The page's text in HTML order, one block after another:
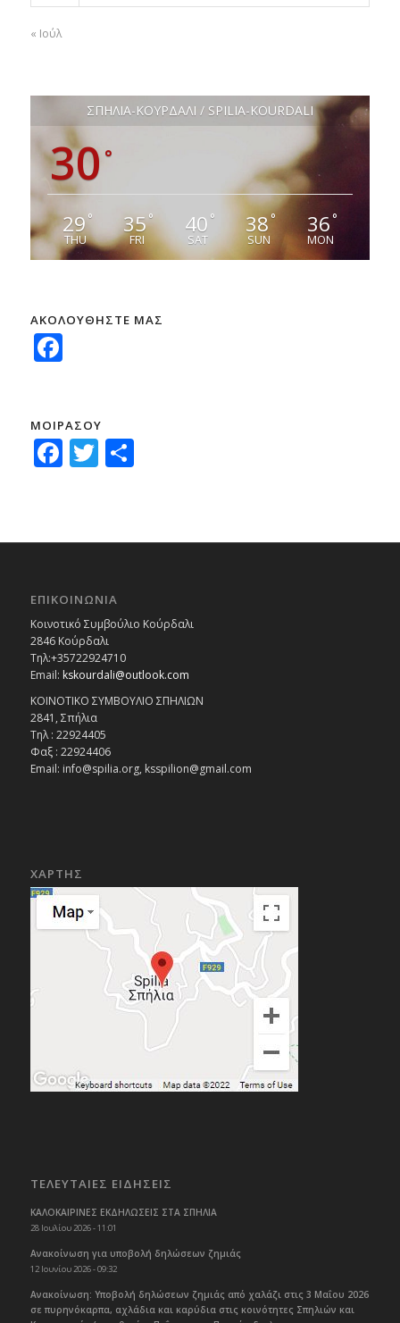
« Ιούλ
ΣΠΗΛΙΑ-ΚΟΥΡΔΑΛΙ / SPILIA-KOURDALI
30 °
29°
THU
35°
FRI
40 °
SAT
38 °
SUN
36°
MON
ΑΚΟΛΟΥΘΗΣΤΕ ΜΑΣ
Facebook
ΜΟΙΡΑΣΟΥ
Facebook
Twitter
Μοιραστείτε
ΕΠΙΚΟΙΝΩΝΙΑ
Κοινοτικό Συμβούλιο Κούρδαλι
2846 Κούρδαλι
Τηλ:+35722924710
Email: kskourdali@outlook.com
ΚΟΙΝΟΤΙΚΟ ΣΥΜΒΟΥΛΙΟ ΣΠΗΛΙΩΝ
2841, Σπήλια
Τηλ : 22924405
Φαξ : 22924406
Email: info@spilia.org, ksspilion@gmail.com
ΧΑΡΤΗΣ
ΤΕΛΕΥΤΑΙΕΣ ΕΙΔΗΣΕΙΣ
ΚΑΛΟΚΑΙΡΙΝΕΣ ΕΚΔΗΛΩΣΕΙΣ ΣΤΑ ΣΠΗΛΙΑ
28 Ιουλίου 2026 - 11:01
Ανακοίνωση για υποβολή δηλώσεων ζημιάς
12 Ιουνίου 2026 - 09:32
Ανακοίνωση: Υποβολή δηλώσεων ζημιάς από χαλάζι στις 3 Μαΐου 2026
σε πυρηνόκαρπα, αχλάδια και καρύδια στις κοινότητες Σπηλιών και